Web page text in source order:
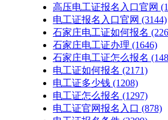
高压电工证报名入口官网
电工证报名入口官网 (3144)
石家庄电工证如何报名
石家庄电工证办理 (1646)
石家庄电工证怎么报名
电工证如何报名 (2171)
电工证多少钱 (1208)
电工证怎么报名 (1297)
电工证官网报名入口 (878)